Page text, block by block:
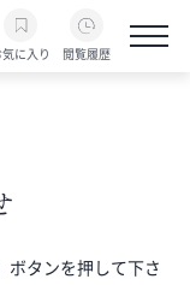
気に入り 閲覧履歴
ボタンを押して下さ